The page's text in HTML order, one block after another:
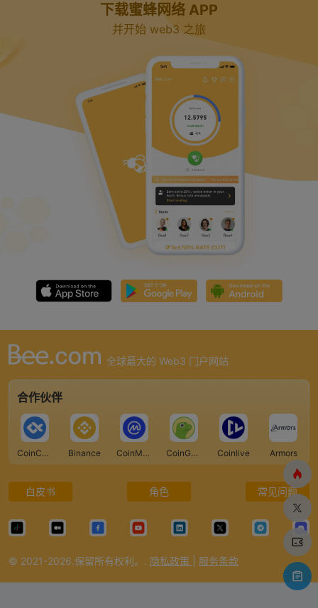
V
i
d
e
o
下载蜜蜂网络 APP
并开始 web3 之旅
全球最大的 Web3 门户网站
合作伙伴
CoinCarp Binance CoinMarketCap CoinGecko Coinlive Armors
白皮书 角色 常见问题
© 2021-2026.保留所有权利。. 隐私政策 服务条款